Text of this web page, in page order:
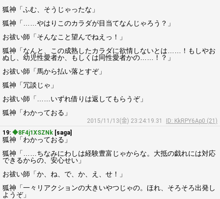
狐神「ふむ、そうじゃったな」
狐神「……やはりこのカラダが目当てなんじゃろう？」
お祓い師「そんなこと望んでねえっ！」
狐神「なんと、この成熟したカラダに欲情しないとは……！もしやお
ぬし、幼児性愛者か、もしくは同性愛者かの……！？」
お祓い師「馬から払い落とすぞ」
狐神「冗談じゃ」
お祓い師「……いずれ借りは返してもらうぞ」
狐神「わかっておる」
2015/11/13(金) 23:24:19.31
ID: KkRPY6Ap0 (21)
19: ◆8F4j1XSZNk [saga]
狐神「わかっておる」
狐神「……ちなみにわしは経験豊富じゃからな。大抵の戯れには対応
できるからの、安心せい」
お祓い師「か、ね、で、か、え、せ！」
狐神「一々リアクションの大きいやつじゃの。ほれ、そろそろ出発し
ようぞ」